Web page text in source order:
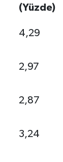
(Yüzde)
4,29
2,97
2,87
3,24